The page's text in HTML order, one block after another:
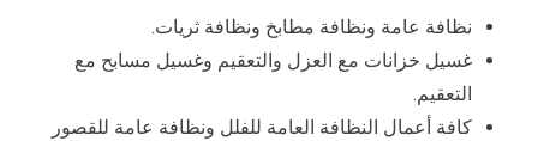
نظافة عامة ونظافة مطابخ ونظافة ثريات.
غسيل خزانات مع العزل والتعقيم وغسيل مسابح مع
التعقيم.
كافة أعمال النظافة العامة للفلل ونظافة عامة للقصور